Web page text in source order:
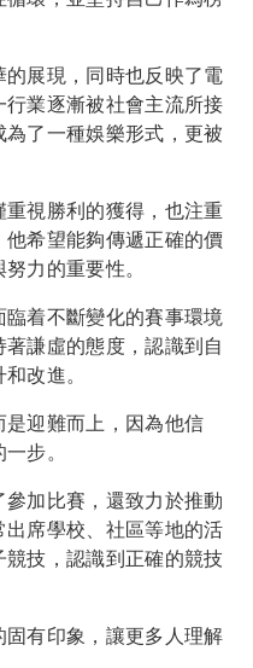
展現，同時也反映了電
業逐漸被社會主流所接
了一種娛樂形式，更被
視勝利的獲得，也注重
希望能夠傳遞正確的價
力的重要性。
着不斷變化的賽事環境
謙虛的態度，認識到自
改進。
迎難而上，因為他信
步。
加比賽，還致力於推動
席學校、社區等地的活
技，認識到正確的競技
有印象，讓更多人理解